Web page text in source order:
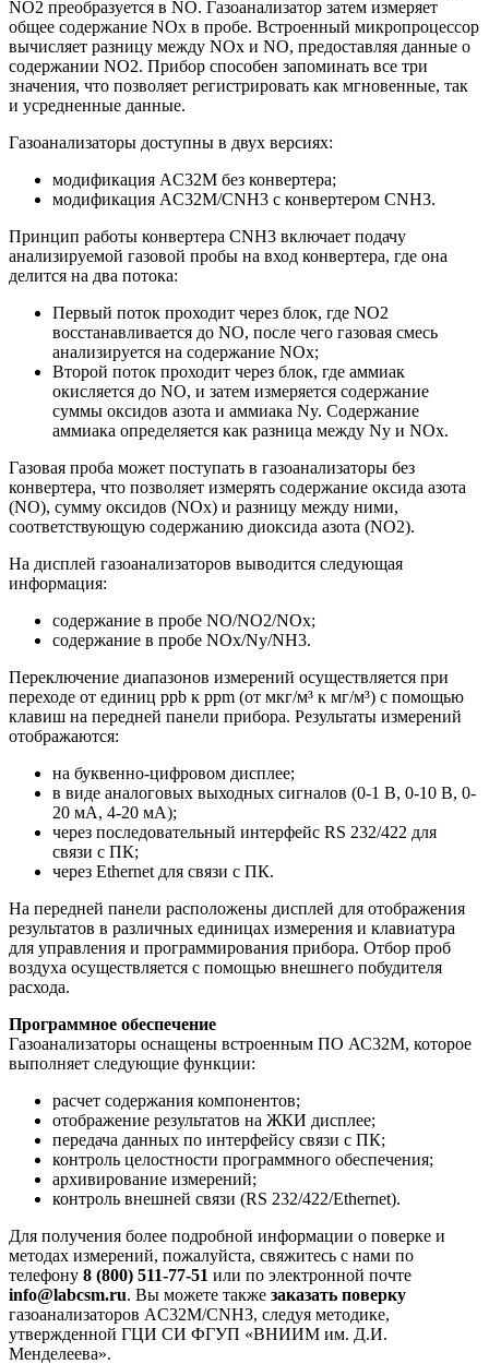
NO2 преобразуется в NO. Газоанализатор затем измеряет
общее содержание NOx в пробе. Встроенный микропроцессор
вычисляет разницу между NOx и NO, предоставляя данные о
содержании NO2. Прибор способен запоминать все три
значения, что позволяет регистрировать как мгновенные, так
и усредненные данные.
Газоанализаторы доступны в двух версиях:
модификация AC32M без конвертера;
модификация AC32M/CNH3 с конвертером CNH3.
Принцип работы конвертера CNH3 включает подачу
анализируемой газовой пробы на вход конвертера, где она
делится на два потока:
Первый поток проходит через блок, где NO2
восстанавливается до NO, после чего газовая смесь
анализируется на содержание NOx;
Второй поток проходит через блок, где аммиак
окисляется до NO, и затем измеряется содержание
суммы оксидов азота и аммиака Ny. Содержание
аммиака определяется как разница между Ny и NOx.
Газовая проба может поступать в газоанализаторы без
конвертера, что позволяет измерять содержание оксида азота
(NO), сумму оксидов (NOx) и разницу между ними,
соответствующую содержанию диоксида азота (NO2).
На дисплей газоанализаторов выводится следующая
информация:
содержание в пробе NO/NO2/NOx;
содержание в пробе NOx/Ny/NH3.
Переключение диапазонов измерений осуществляется при
переходе от единиц ppb к ppm (от мкг/м³ к мг/м³) с помощью
клавиш на передней панели прибора. Результаты измерений
отображаются:
на буквенно-цифровом дисплее;
в виде аналоговых выходных сигналов (0-1 В, 0-10 В, 0-
20 мА, 4-20 мА);
через последовательный интерфейс RS 232/422 для
связи с ПК;
через Ethernet для связи с ПК.
На передней панели расположены дисплей для отображения
результатов в различных единицах измерения и клавиатура
для управления и программирования прибора. Отбор проб
воздуха осуществляется с помощью внешнего побудителя
расхода.
Программное обеспечение
Газоанализаторы оснащены встроенным ПО АС32М, которое
выполняет следующие функции:
расчет содержания компонентов;
отображение результатов на ЖКИ дисплее;
передача данных по интерфейсу связи с ПК;
контроль целостности программного обеспечения;
архивирование измерений;
контроль внешней связи (RS 232/422/Ethernet).
Для получения более подробной информации о поверке и
методах измерений, пожалуйста, свяжитесь с нами по
телефону 8 (800) 511-77-51 или по электронной почте
info@labcsm.ru. Вы можете также заказать поверку
газоанализаторов AC32M/CNH3, следуя методике,
утвержденной ГЦИ СИ ФГУП «ВНИИМ им. Д.И.
Менделеева».